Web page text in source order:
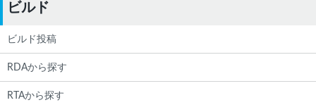
ビルド
ビルド投稿
RDAから探す
RTAから探す